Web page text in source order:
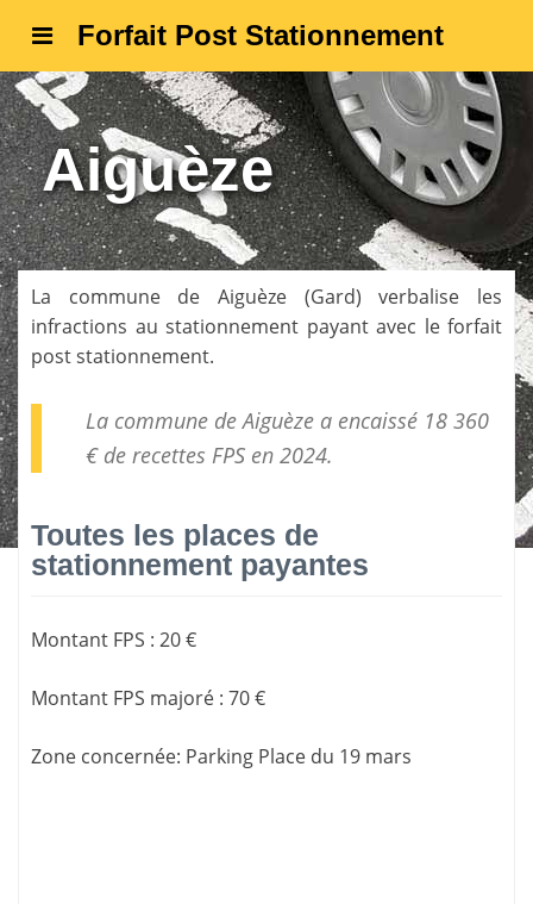
Forfait Post Stationnement
Aiguèze
La commune de Aiguèze (Gard) verbalise les
infractions au stationnement payant avec le forfait
post stationnement.
La commune de Aiguèze a encaissé 18 360
€ de recettes FPSen 2024.
Toutes les places de
stationnement payantes
Montant FPS : 20 €
Montant FPS majoré : 70 €
Zone concernée: Parking Place du 19 mars